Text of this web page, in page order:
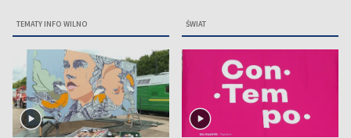
TEMATY INFO WILNO ŚWIAT